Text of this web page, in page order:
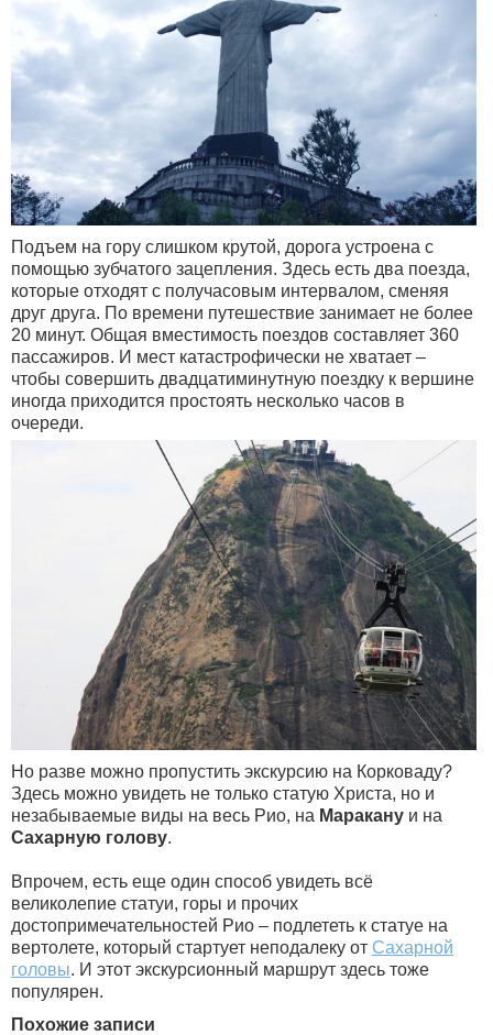
Подъем на гору слишком крутой, дорога устроена с
помощью зубчатого зацепления. Здесь есть два поезда,
которые отходят с получасовым интервалом, сменяя
друг друга. По времени путешествие занимает не более
20 минут. Общая вместимость поездов составляет 360
пассажиров. И мест катастрофически не хватает –
чтобы совершить двадцатиминутную поездку к вершине
иногда приходится простоять несколько часов в
очереди.
Но разве можно пропустить экскурсию на Корковаду?
Здесь можно увидеть не только статую Христа, но и
незабываемые виды на весь Рио, на Маракану и на
Сахарную голову.
Впрочем, есть еще один способ увидеть всё
великолепие статуи, горы и прочих
достопримечательностей Рио – подлететь к статуе на
вертолете, который стартует неподалеку от Сахарной
головы. И этот экскурсионный маршрут здесь тоже
популярен.
Похожие записи